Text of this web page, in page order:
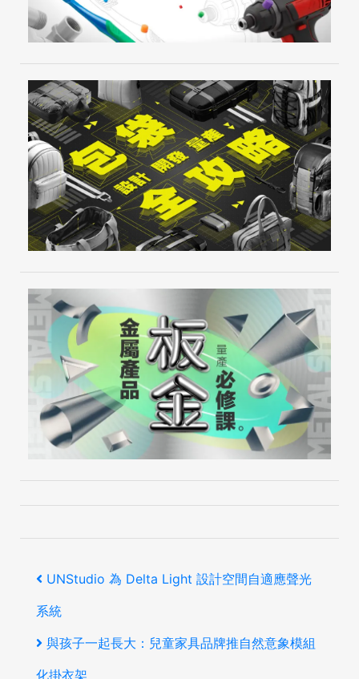
章
導
覽
上
一
篇
文
UNStudio 為 Delta Light 設計空間自適應聲光
系統
下
一
與孩子一起長大：兒童家具品牌推自然意象模組
化掛衣架